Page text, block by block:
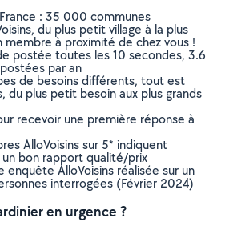
: 35 000 communes
du plus petit village à la plus
membre à proximité de chez vous !
postée toutes les 10 secondes, 3.6
par an
de besoins différents, tout est
du plus petit besoin aux plus grands
recevoir une première réponse à
AlloVoisins sur 5* indiquent
un bon rapport qualité/prix
enquête AlloVoisins réalisée sur un
interrogées (Février 2024)
en urgence ?